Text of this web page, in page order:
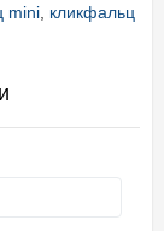
mini, кликфальц